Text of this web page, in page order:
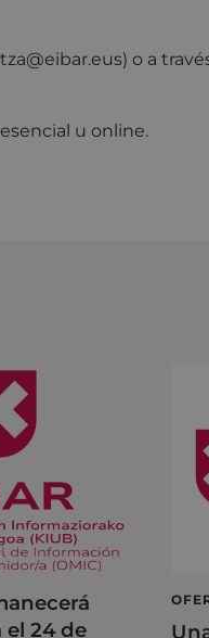
o a
u online.
el 24 de